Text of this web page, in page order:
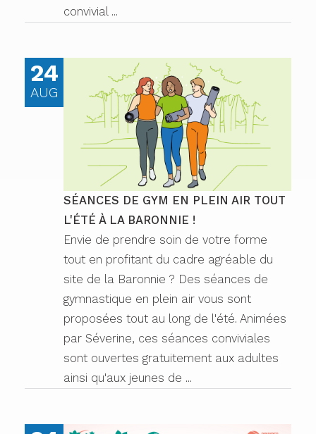
convivial ...
24
AUG
SÉANCES DE GYM EN PLEIN AIR TOUT
L'ÉTÉ À LA BARONNIE !
Envie de prendre soin de votre forme
tout en profitant du cadre agréable du
site de la Baronnie ? Des séances de
gymnastique en plein air vous sont
proposées tout au long de l'été. Animées
par Séverine, ces séances conviviales
sont ouvertes gratuitement aux adultes
ainsi qu'aux jeunes de ...